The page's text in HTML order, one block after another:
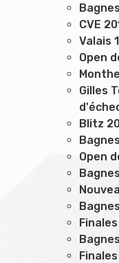
CVE
Valais
Open
Gilles
Blitz
Open